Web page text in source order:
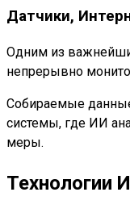
Датчики,
Одним из
непрерывно
Собираемые
системы, где ИИ
меры.
Технологии